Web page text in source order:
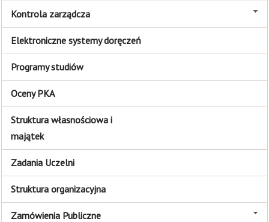
Kontrola zarządcza
Elektroniczne systemy doręczeń
Programy studiów
Oceny PKA
Struktura własnościowa i
majątek
Zadania Uczelni
Struktura organizacyjna
Zamówienia Publiczne